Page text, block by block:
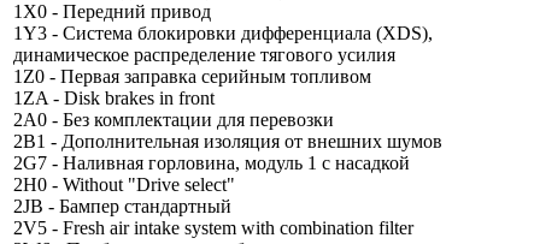
1X0 - Передний привод
1Y3 - Система блокировки дифференциала (XDS),
динамическое распределение тягового усилия
1Z0 - Первая заправка серийным топливом
1ZA - Disk brakes in front
2A0 - Без комплектации для перевозки
2B1 - Дополнительная изоляция от внешних шумов
2G7 - Наливная горловина, модуль 1 с насадкой
2H0 - Without "Drive select"
2JB - Бампер стандартный
2V5 - Fresh air intake system with combination filter